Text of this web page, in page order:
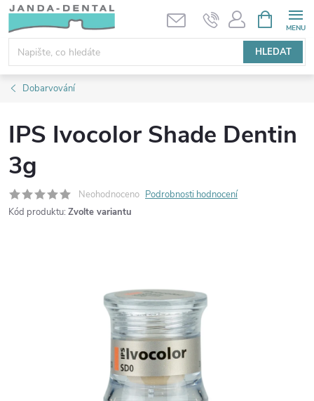
Přejít
obsah
HLEDAT
NÁKUPNÍ
KOŠÍK
Dobarvování
IPS Ivocolor Shade Dentin
3g
Neohodnoceno Podrobnosti hodnocení
Kód produktu: Zvolte variantu